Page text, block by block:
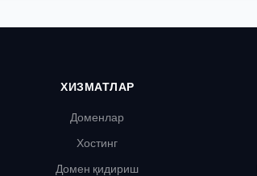
ХИЗМАТЛАР
Доменлар
Хостинг
Домен қидириш